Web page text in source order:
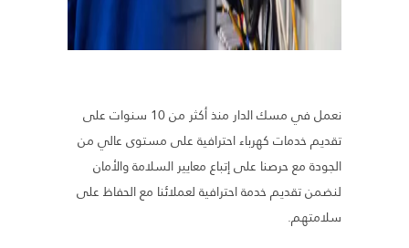
نعمل في مسك الدار منذ أكثر من 10 سنوات على
تقديم خدمات كهرباء احترافية على مستوى عالي من
الجودة مع حرصنا على إتباع معايير السلامة والأمان
لنضمن تقديم خدمة احترافية لعملائنا مع الحفاظ على
سلامتهم.